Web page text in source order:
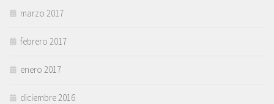
marzo 2017
febrero 2017
enero 2017
diciembre 2016